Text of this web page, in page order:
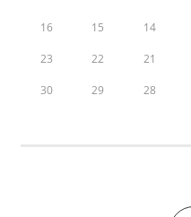
14
15
16
21
22
23
28
29
30